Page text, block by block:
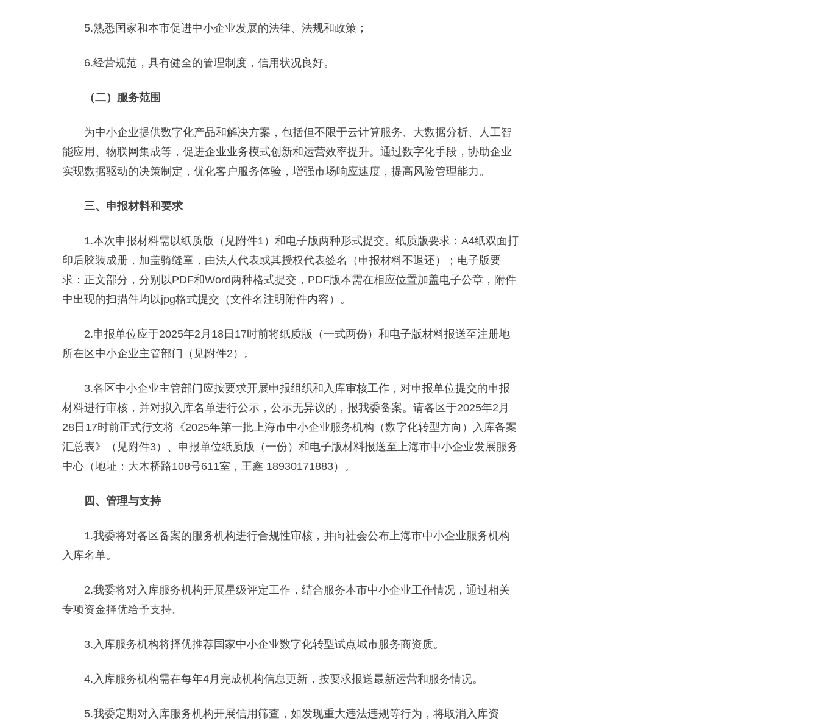
5.熟悉国家和本市促进中小企业发展的法律、法规和政策；
6.经营规范，具有健全的管理制度，信用状况良好。
（二）服务范围
为中小企业提供数字化产品和解决方案，包括但不限于云计算服务、大数据分析、人工智
能应用、物联网集成等，促进企业业务模式创新和运营效率提升。通过数字化手段，协助企业
实现数据驱动的决策制定，优化客户服务体验，增强市场响应速度，提高风险管理能力。
三、申报材料和要求
1.本次申报材料需以纸质版（见附件1）和电子版两种形式提交。纸质版要求：A4纸双面打
印后胶装成册，加盖骑缝章，由法人代表或其授权代表签名（申报材料不退还）；电子版要
求：正文部分，分别以PDF和Word两种格式提交，PDF版本需在相应位置加盖电子公章，附件
中出现的扫描件均以jpg格式提交（文件名注明附件内容）。
2.申报单位应于2025年2月18日17时前将纸质版（一式两份）和电子版材料报送至注册地
所在区中小企业主管部门（见附件2）。
3.各区中小企业主管部门应按要求开展申报组织和入库审核工作，对申报单位提交的申报
材料进行审核，并对拟入库名单进行公示，公示无异议的，报我委备案。请各区于2025年2月
28日17时前正式行文将《2025年第一批上海市中小企业服务机构（数字化转型方向）入库备案
汇总表》（见附件3）、申报单位纸质版（一份）和电子版材料报送至上海市中小企业发展服务
中心（地址：大木桥路108号611室，王鑫 18930171883）。
四、管理与支持
1.我委将对各区备案的服务机构进行合规性审核，并向社会公布上海市中小企业服务机构
入库名单。
2.我委将对入库服务机构开展星级评定工作，结合服务本市中小企业工作情况，通过相关
专项资金择优给予支持。
3.入库服务机构将择优推荐国家中小企业数字化转型试点城市服务商资质。
4.入库服务机构需在每年4月完成机构信息更新，按要求报送最新运营和服务情况。
5.我委定期对入库服务机构开展信用筛查，如发现重大违法违规等行为，将取消入库资